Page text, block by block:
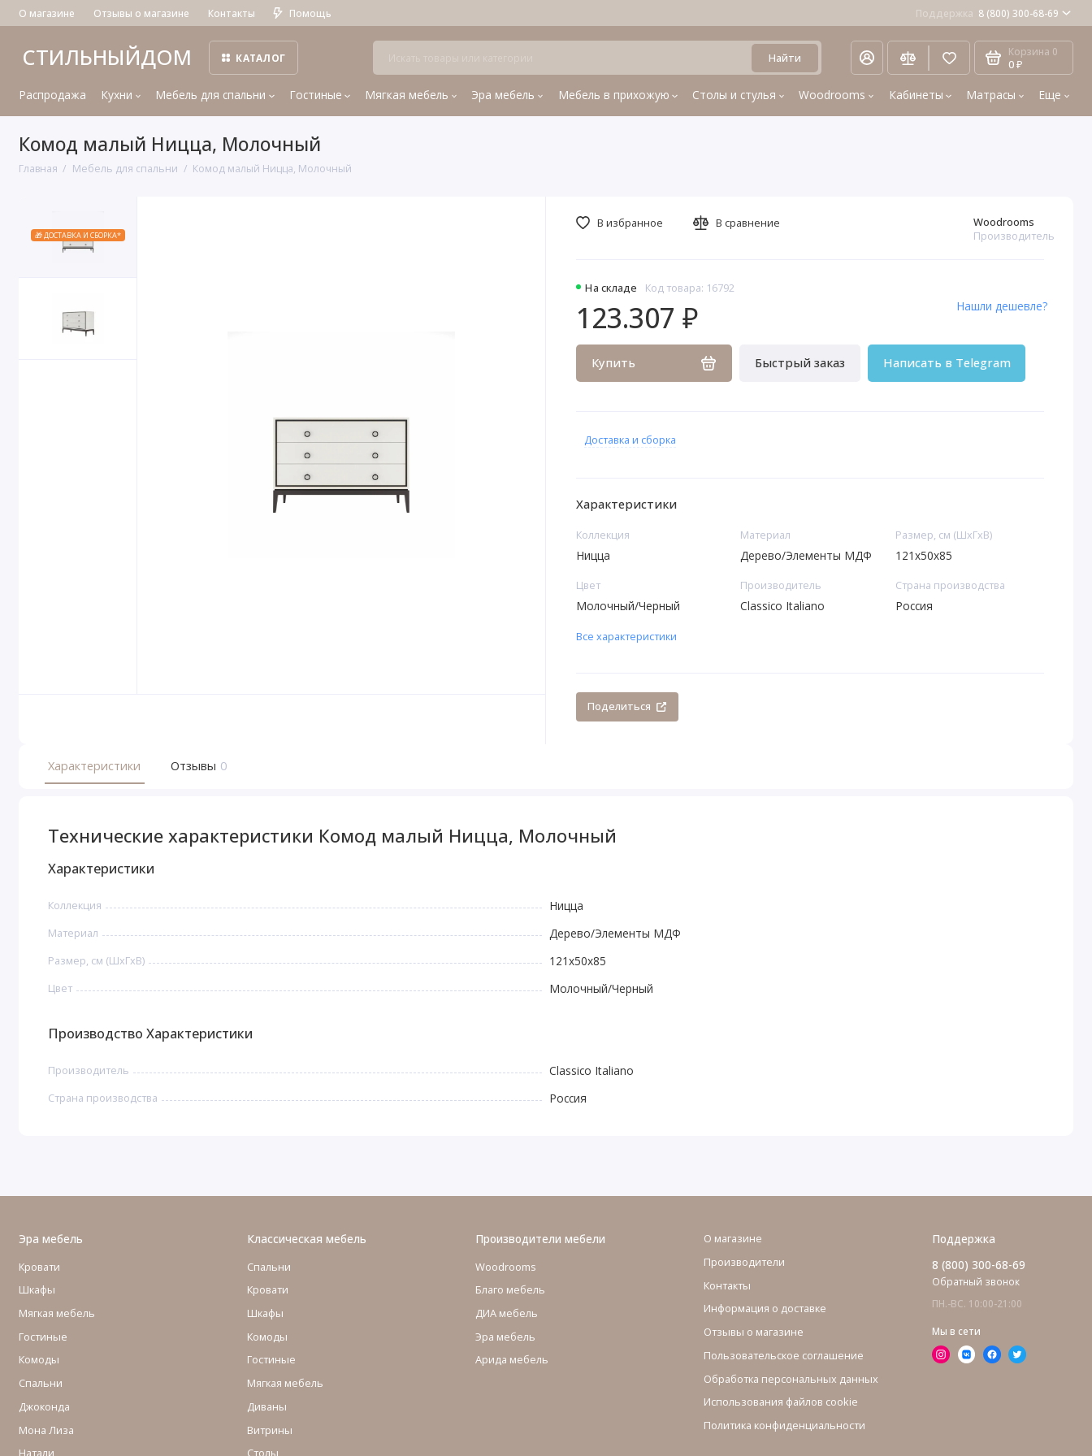
О магазине Отзывы о магазине Контакты Помощь Поддержка 8 (800) 300-68-69
СТИЛЬНЫЙДОМ КАТАЛОГ Найти Корзина 0
0 ₽
Распродажа Кухни Мебель для спальни Гостиные Мягкая мебель Эра мебель Мебель в прихожую Столы и стулья Woodrooms Кабинеты Матрасы Еще
Комод малый Ницца, Молочный
Главная Мебель для спальни Комод малый Ницца, Молочный
🎁 ДОСТАВКА И СБОРКА*
На складе Код товара: 16792
Woodrooms
Производитель
123.307 ₽
Купить Быстрый заказ Написать в Telegram
Нашли дешевле?
В избранное В сравнение
Доставка и сборка
Характеристики
Коллекция
Ницца
Материал
Дерево/Элементы МДФ
Размер, см (ШхГхВ)
121x50x85
Цвет
Молочный/Черный
Производитель
Classico Italiano
Страна производства
Россия
Все характеристики
Поделиться
Характеристики Отзывы 0
Технические характеристики Комод малый Ницца, Молочный
Характеристики
Коллекция Ницца
Материал Дерево/Элементы МДФ
Размер, см (ШхГхВ) 121x50x85
Цвет Молочный/Черный
Производство Характеристики
Производитель Classico Italiano
Страна производства Россия
Эра мебель
Кровати
Шкафы
Мягкая мебель
Гостиные
Комоды
Cпальни
Джоконда
Мона Лиза
Натали
Классическая мебель
Спальни
Кровати
Шкафы
Комоды
Гостиные
Мягкая мебель
Диваны
Витрины
Столы
Производители мебели
Woodrooms
Благо мебель
ДИА мебель
Эра мебель
Арида мебель
О магазине
Производители
Контакты
Информация о доставке
Отзывы о магазине
Пользовательское соглашение
Обработка персональных данных
Использования файлов cookie
Политика конфиденциальности
Поддержка
8 (800) 300-68-69
Обратный звонок
ПН.-ВС. 10:00-21:00
Мы в сети